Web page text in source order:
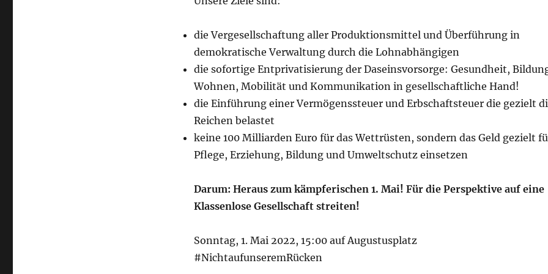
die Vergesellschaftung aller Produktionsmittel und Überführung in
demokratische Verwaltung durch die Lohnabhängigen
die sofortige Entprivatisierung der Daseinsvorsorge: Gesundheit,
Wohnen, Mobilität und Kommunikation in gesellschaftliche Hand!
die Einführung einer Vermögenssteuer und Erbschaftsteuer die gezielt
Reichen belastet
keine 100 Milliarden Euro für das Wettrüsten, sondern das Geld gezielt
Pflege, Erziehung, Bildung und Umweltschutz einsetzen
Darum: Heraus zum kämpferischen 1. Mai! Für die Perspektive auf eine
Klassenlose Gesellschaft streiten!
Sonntag, 1. Mai 2022, 15:00 auf Augustusplatz
#NichtaufunseremRücken